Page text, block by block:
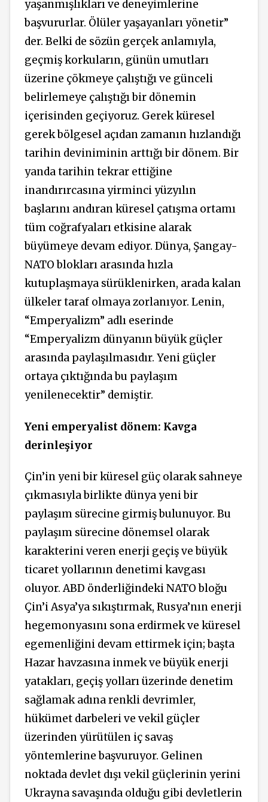
yaşanmışlıkları ve deneyimlerine
başvururlar. Ölüler yaşayanları yönetir”
der. Belki de sözün gerçek anlamıyla,
geçmiş korkuların, günün umutları
üzerine çökmeye çalıştığı ve günceli
belirlemeye çalıştığı bir dönemin
içerisinden geçiyoruz. Gerek küresel
gerek bölgesel açıdan zamanın hızlandığı
tarihin deviniminin arttığı bir dönem. Bir
yanda tarihin tekrar ettiğine
inandırırcasına yirminci yüzyılın
başlarını andıran küresel çatışma ortamı
tüm coğrafyaları etkisine alarak
büyümeye devam ediyor. Dünya, Şangay-
NATO blokları arasında hızla
kutuplaşmaya sürüklenirken, arada kalan
ülkeler taraf olmaya zorlanıyor. Lenin,
“Emperyalizm” adlı eserinde
“Emperyalizm dünyanın büyük güçler
arasında paylaşılmasıdır. Yeni güçler
ortaya çıktığında bu paylaşım
yenilenecektir” demiştir.
Yeni emperyalist dönem: Kavga
derinleşiyor
Çin’in yeni bir küresel güç olarak sahneye
çıkmasıyla birlikte dünya yeni bir
paylaşım sürecine girmiş bulunuyor. Bu
paylaşım sürecine dönemsel olarak
karakterini veren enerji geçiş ve büyük
ticaret yollarının denetimi kavgası
oluyor. ABD önderliğindeki NATO bloğu
Çin’i Asya’ya sıkıştırmak, Rusya’nın enerji
hegemonyasını sona erdirmek ve küresel
egemenliğini devam ettirmek için; başta
Hazar havzasına inmek ve büyük enerji
yatakları, geçiş yolları üzerinde denetim
sağlamak adına renkli devrimler,
hükümet darbeleri ve vekil güçler
üzerinden yürütülen iç savaş
yöntemlerine başvuruyor. Gelinen
noktada devlet dışı vekil güçlerinin yerini
Ukrayna savaşında olduğu gibi devletlerin